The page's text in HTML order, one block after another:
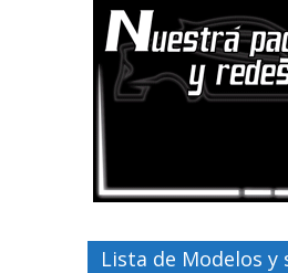
Lista de Modelos y